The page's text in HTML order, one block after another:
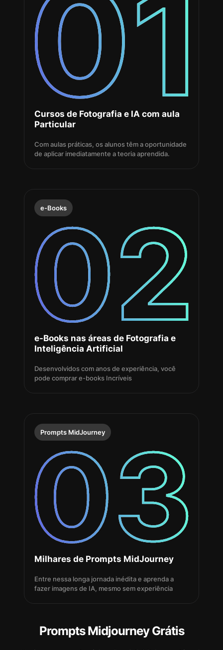
Cursos de Fotografia e IA com aula
Particular
Com aulas práticas, os alunos têm a oportunidade
de aplicar imediatamente a teoria aprendida.
e-Books
e-Books nas áreas de Fotografia e
Inteligência Artificial
Desenvolvidos com anos de experiência, você
pode comprar e-books Incríveis
Prompts MidJourney
Milhares de Prompts MidJourney
Entre nessa longa jornada inédita e aprenda a
fazer imagens de IA, mesmo sem experiência
Prompts Midjourney Grátis